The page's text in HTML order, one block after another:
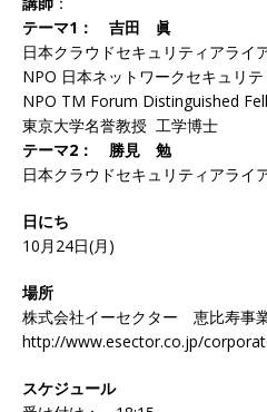
テーマ1： 吉田 眞
日本クラウドセキュリティアライ
NPO 日本ネットワークセキュリ
NPO TM Forum Distinguished
東京大学名誉教授 工学博士
テーマ2： 勝見 勉
日本クラウドセキュリティアラ
日にち
10月24日(月)
場所
株式会社イーセクター 恵比寿事
http://www.esector.co.jp/
スケジュール